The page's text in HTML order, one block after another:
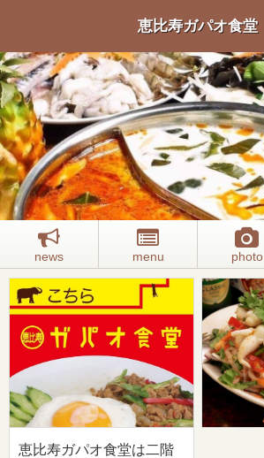
恵比寿ガパオ食堂
news menu photo
恵比寿ガパオ食堂は二階